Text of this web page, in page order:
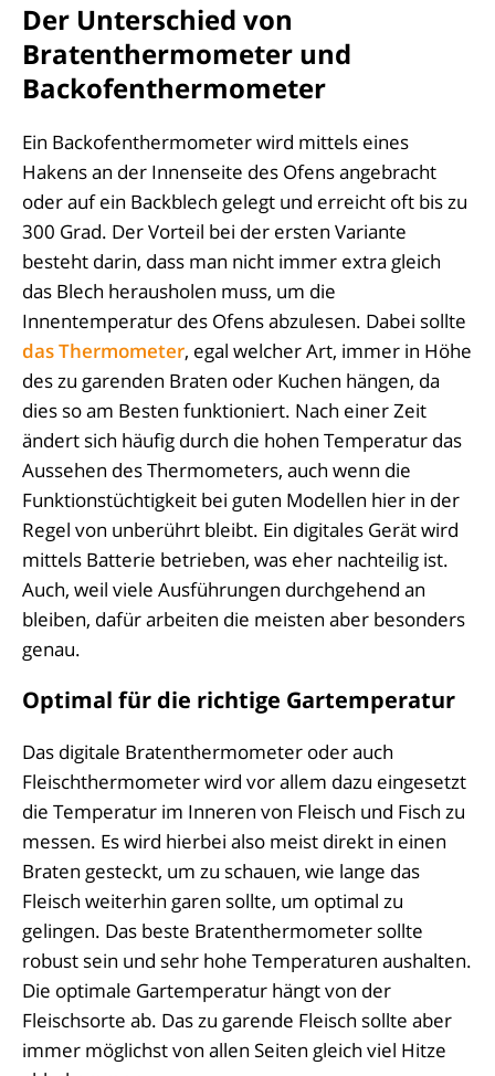
Der Unterschied von
Bratenthermometer und
Backofenthermometer
Ein Backofenthermometer wird mittels eines
Hakens an der Innenseite des Ofens angebracht
oder auf ein Backblech gelegt und erreicht oft bis zu
300 Grad. Der Vorteil bei der ersten Variante
besteht darin, dass man nicht immer extra gleich
das Blech herausholen muss, um die
Innentemperatur des Ofens abzulesen. Dabei sollte
das Thermometer, egal welcher Art, immer in Höhe
des zu garenden Braten oder Kuchen hängen, da
dies so am Besten funktioniert. Nach einer Zeit
ändert sich häufig durch die hohen Temperatur das
Aussehen des Thermometers, auch wenn die
Funktionstüchtigkeit bei guten Modellen hier in der
Regel von unberührt bleibt. Ein digitales Gerät wird
mittels Batterie betrieben, was eher nachteilig ist.
Auch, weil viele Ausführungen durchgehend an
bleiben, dafür arbeiten die meisten aber besonders
genau.
Optimal für die richtige Gartemperatur
Das digitale Bratenthermometer oder auch
Fleischthermometer wird vor allem dazu eingesetzt
die Temperatur im Inneren von Fleisch und Fisch zu
messen. Es wird hierbei also meist direkt in einen
Braten gesteckt, um zu schauen, wie lange das
Fleisch weiterhin garen sollte, um optimal zu
gelingen. Das beste Bratenthermometer sollte
robust sein und sehr hohe Temperaturen aushalten.
Die optimale Gartemperatur hängt von der
Fleischsorte ab. Das zu garende Fleisch sollte aber
immer möglichst von allen Seiten gleich viel Hitze